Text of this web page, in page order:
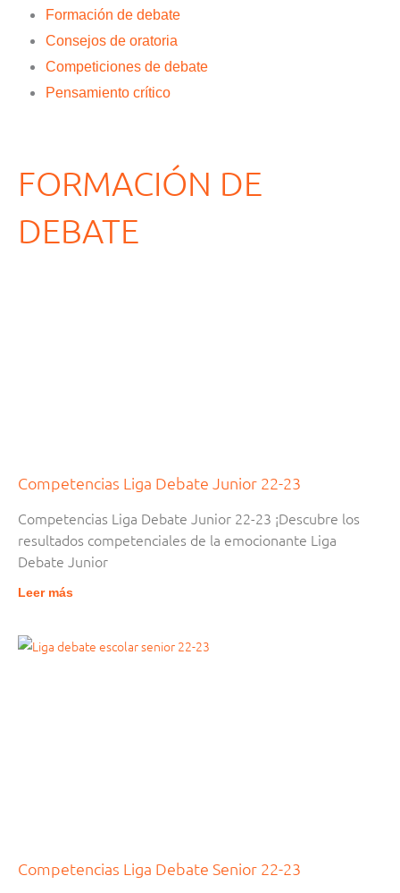
Formación de debate
Consejos de oratoria
Competiciones de debate
Pensamiento crítico
FORMACIÓN DE
DEBATE
Competencias Liga Debate Junior 22-23
Competencias Liga Debate Junior 22-23 ¡Descubre los
resultados competenciales de la emocionante Liga
Debate Junior
Leer más
Competencias Liga Debate Senior 22-23